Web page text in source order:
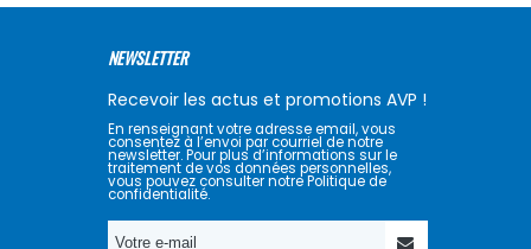
NEWSLETTER
Recevoir les actus et promotions AVP !
En renseignant votre adresse email, vous
consentez à l’envoi par courriel de notre
newsletter. Pour plus d’informations sur le
traitement de vos données personnelles,
vous pouvez consulter notre Politique de
confidentialité.